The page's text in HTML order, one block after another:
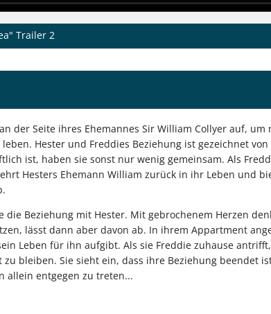
Trailer 2
der Seite ihres Ehemannes Sir William Collyer auf, um
Hester und Freddies Beziehung ist gezeichnet
ist, haben sie sonst nur wenig gemeinsam. Als
Hesters Ehemann William zurück in ihr Leben und
Beziehung mit Hester. Mit gebrochenem Herzen
lässt dann aber davon ab. In ihrem Appartment
Leben für ihn aufgibt. Als sie Freddie zuhause
bleiben. Sie sieht ein, dass ihre Beziehung beendet
allein entgegen zu treten...